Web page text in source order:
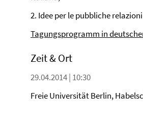
2. Idee per le pubbliche
Tagungsprogramm in
Zeit & Ort
29.04.2014 | 10:30
Freie Universität Berlin,